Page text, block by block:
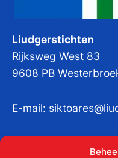
Liudgerstichten
Rijksweg West 83
9608 PB
E-mail: